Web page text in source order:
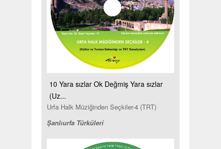
10 Yara sızlar Ok Değmiş Yara sızlar
(Uz...
Urfa Halk Müziğinden Seçkiler-4 (TRT)
Şanlıurfa Türküleri